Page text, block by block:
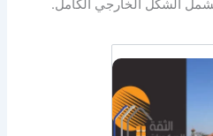
الشكل الخارجي الكامل.